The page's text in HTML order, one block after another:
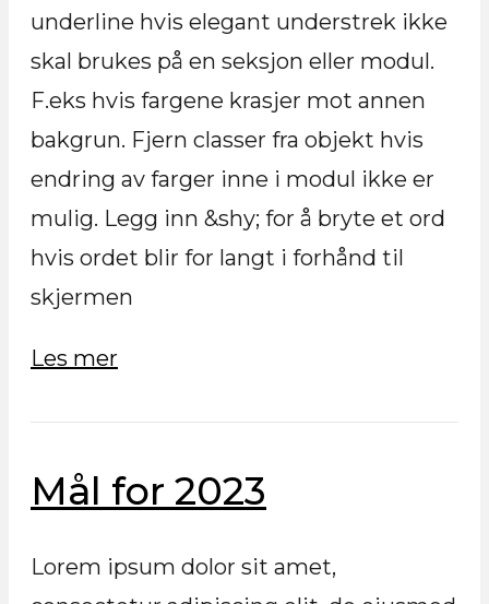
underline hvis elegant understrek ikke
skal brukes på en seksjon eller modul.
F.eks hvis fargene krasjer mot annen
bakgrun. Fjern classer fra objekt hvis
endring av farger inne i modul ikke er
mulig. Legg inn &shy; for å bryte et ord
hvis ordet blir for langt i forhånd til
skjermen
Les mer
Mål for 2023
Lorem ipsum dolor sit amet,